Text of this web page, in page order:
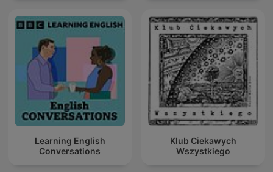
Learning English
Conversations
Klub Ciekawych
Wszystkiego